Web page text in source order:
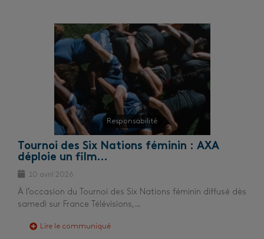
Responsabilité
Tournoi des Six Nations féminin : AXA
déploie un film…
10 avril 2026
À l’occasion du Tournoi des Six Nations féminin diffusé dès
samedi sur France Télévisions,…
Lire le communiqué